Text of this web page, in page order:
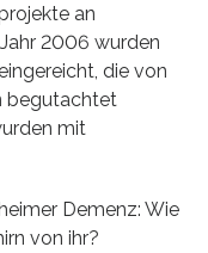
an
2006 wurden
die von
begutachtet
mit
Demenz: Wie
von ihr?